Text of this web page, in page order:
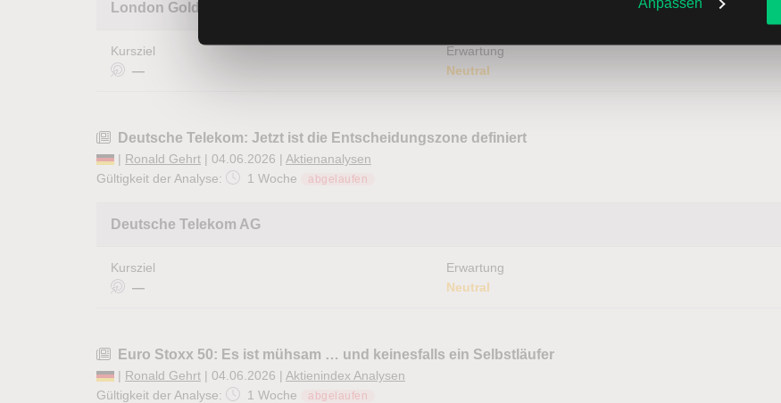
London Gold Spot
Kursziel
—
Erwartung
Neutral
Deutsche Telekom: Jetzt ist die Entscheidungszone definiert
| Ronald Gehrt | 04.06.2026 | Aktienanalysen
Gültigkeit der Analyse:
1 Woche abgelaufen
Deutsche Telekom AG
Kursziel
—
Erwartung
Neutral
Euro Stoxx 50: Es ist mühsam … und keinesfalls ein Selbstläufer
| Ronald Gehrt | 04.06.2026 | Aktienindex Analysen
Gültigkeit der Analyse:
1 Woche abgelaufen